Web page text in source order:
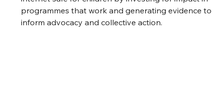
programmes that work and generating evidence to
inform advocacy and collective action.